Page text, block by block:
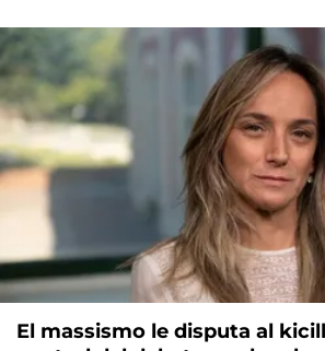
El massismo le disputa al